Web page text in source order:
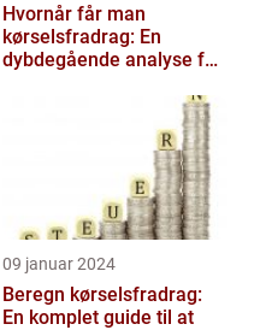
Hvornår får man
kørselsfradrag: En
dybdegående analyse for
09 januar 2024
Beregn kørselsfradrag:
En komplet guide til at